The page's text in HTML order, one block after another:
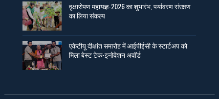
वृक्षारोपण महायज्ञ-2026 का शुभारंभ, पर्यावरण संरक्षण
का लिया संकल्प
एकेटीयू दीक्षांत समारोह में आईपीईसी के स्टार्टअप को
मिला बेस्ट टेक-इनोवेशन अवॉर्ड